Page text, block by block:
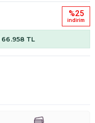
%25
i̇ndi̇ri̇m
66.958 TL